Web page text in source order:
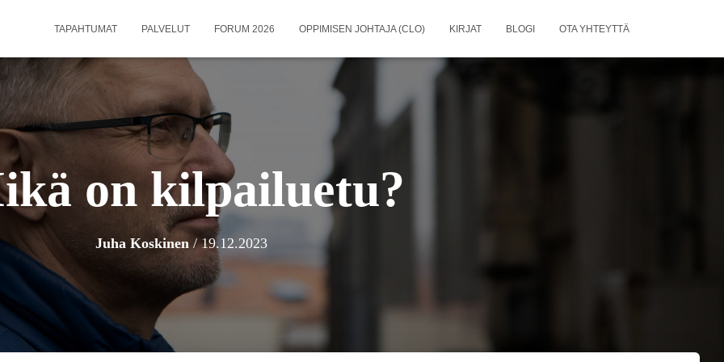
TAPAHTUMAT PALVELUT FORUM 2026 OPPIMISEN JOHTAJA (CLO) KIRJAT BLOGI OTA YHTEYTTÄ
on kilpailuetu?
Juha Koskinen/19.12.2023